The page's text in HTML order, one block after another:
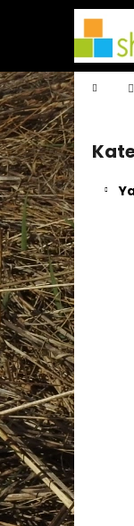
P
o
s
t
r
a
n
n
í
p
a
n
e
l
í
k
Zpět
do
obchodu
Zpět
do
obchodu
50